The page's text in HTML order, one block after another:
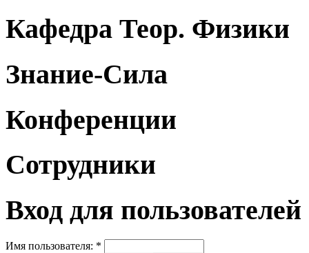
Кафедра Теор. Физики
Знание-Сила
Конференции
Сотрудники
Вход для пользователей
Имя пользователя: *